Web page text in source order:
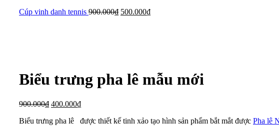
Cúp vinh danh tennis 900.000₫ 500.000₫
Biểu trưng pha lê mẫu mới
900.000₫ 400.000₫
Biểu trưng pha lê được thiết kế tinh xảo tạo hình sản phẩm bắt mắt được Pha lê